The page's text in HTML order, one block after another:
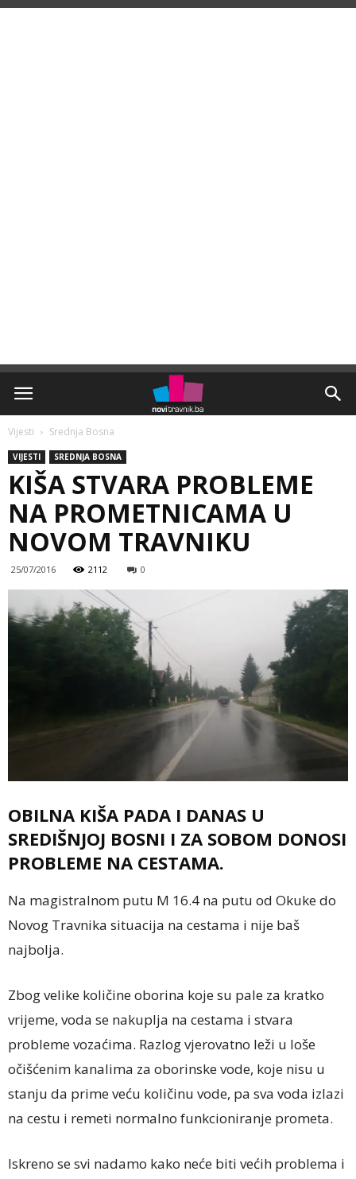
Vijesti Srednja Bosna
VIJESTI SREDNJA BOSNA
KIŠA STVARA PROBLEME
NA PROMETNICAMA U
NOVOM TRAVNIKU
25/07/2016 2112 0
OBILNA KIŠA PADA I DANAS U
SREDIŠNJOJ BOSNI I ZA SOBOM DONOSI
PROBLEME NA CESTAMA.
Na magistralnom putu M 16.4 na putu od Okuke do
Novog Travnika situacija na cestama i nije baš
najbolja.
Zbog velike količine oborina koje su pale za kratko
vrijeme, voda se nakuplja na cestama i stvara
probleme vozaćima. Razlog vjerovatno leži u loše
očišćenim kanalima za oborinske vode, koje nisu u
stanju da prime veću količinu vode, pa sva voda izlazi
na cestu i remeti normalno funkcioniranje prometa.
Iskreno se svi nadamo kako neće biti većih problema i